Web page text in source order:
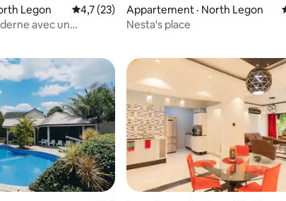
Legon Note moyenne de 4,7 sur 5, 23
4,7 (23)
avec un
Appartement · North Legon
Nesta's place